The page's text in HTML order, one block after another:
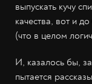
выпускать кучу
качества, вот и
(что в целом
И, казалось бы,
пытается